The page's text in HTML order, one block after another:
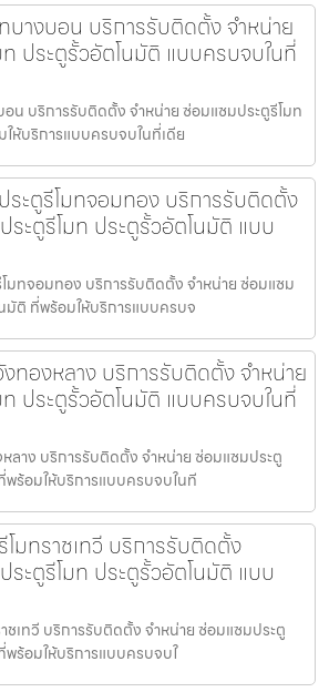
บางบอน บริการรับติดตั้ง จำหน่าย
ประตูรั้วอัตโนมัติ แบบครบจบในที่
อน บริการรับติดตั้ง จำหน่าย ซ่อมแซมประตูรีโมท
ห้บริการแบบครบจบในที่เดีย
ะตูรีโมทจอมทอง บริการรับติดตั้ง
ะตูรีโมท ประตูรั้วอัตโนมัติ แบบ
มทจอมทอง บริการรับติดตั้ง จำหน่าย ซ่อมแซม
มัติ ที่พร้อมให้บริการแบบครบจ
ทองหลาง บริการรับติดตั้ง จำหน่าย
ประตูรั้วอัตโนมัติ แบบครบจบในที่
ลาง บริการรับติดตั้ง จำหน่าย ซ่อมแซมประตู
พร้อมให้บริการแบบครบจบในที
มทราชเทวี บริการรับติดตั้ง
ะตูรีโมท ประตูรั้วอัตโนมัติ แบบ
ชเทวี บริการรับติดตั้ง จำหน่าย ซ่อมแซมประตู
ร้อมให้บริการแบบครบจบใ